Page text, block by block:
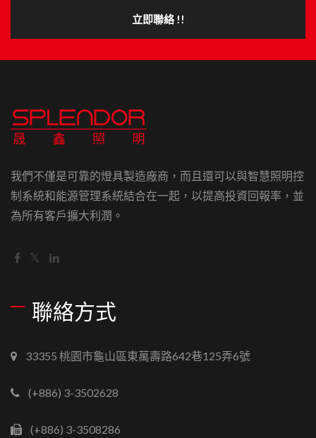
立即聯絡 !!
我們不僅是可靠的燈具製造廠商，而且還可以與智慧照明控
制系統和能源管理系統結合在一起，以提高投資回報率，並
為所有客戶擴大利潤。
聯絡方式
33355 桃園市龜山區東萬壽路642巷125弄6號
(+886) 3-3502628
(+886) 3-3508286